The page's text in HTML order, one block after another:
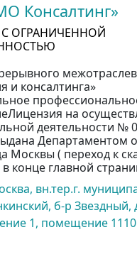
Консалтинг»
ОГРАНИЧЕННОЙ
и консалтинга»
на
деятельности №
Департаментом
Москвы ( переход к
конце главной
вн.тер.г.
б-р Звездный,
1, помещение 1110